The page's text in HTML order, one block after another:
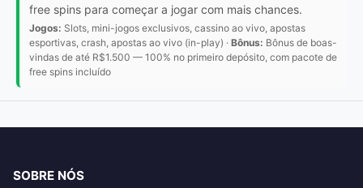
free spins para começar a jogar com mais chances.
Jogos: Slots, mini-jogos exclusivos, cassino ao vivo, apostas
esportivas, crash, apostas ao vivo (in-play) · Bônus: Bônus de boas-
vindas de até R$1.500 — 100% no primeiro depósito, com pacote de
free spins incluído
SOBRE NÓS